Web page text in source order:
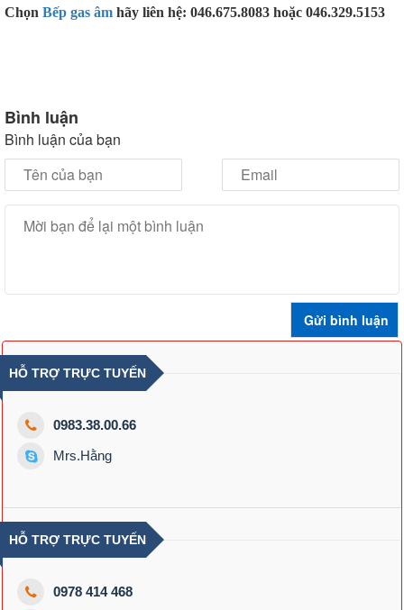
Chọn Bếp gas âm hãy liên hệ: 046.675.8083 hoặc 046.329.5153
Bình luận
Bình luận của bạn
HỖ TRỢ TRỰC TUYẾN
0983.38.00.66
Mrs.Hằng
HỖ TRỢ TRỰC TUYẾN
0978 414 468